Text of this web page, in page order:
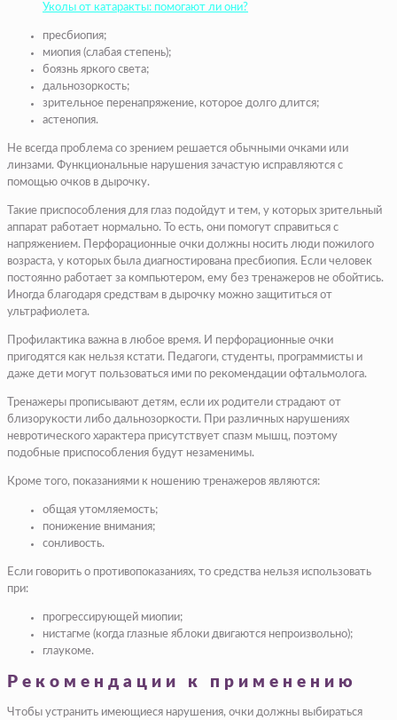
Уколы от катаракты: помогают ли они?
пресбиопия;
миопия (слабая степень);
боязнь яркого света;
дальнозоркость;
зрительное перенапряжение, которое долго длится;
астенопия.
Не всегда проблема со зрением решается обычными очками или
линзами. Функциональные нарушения зачастую исправляются с
помощью очков в дырочку.
Такие приспособления для глаз подойдут и тем, у которых зрительный
аппарат работает нормально. То есть, они помогут справиться с
напряжением. Перфорационные очки должны носить люди пожилого
возраста, у которых была диагностирована пресбиопия. Если человек
постоянно работает за компьютером, ему без тренажеров не обойтись.
Иногда благодаря средствам в дырочку можно защититься от
ультрафиолета.
Профилактика важна в любое время. И перфорационные очки
пригодятся как нельзя кстати. Педагоги, студенты, программисты и
даже дети могут пользоваться ими по рекомендации офтальмолога.
Тренажеры прописывают детям, если их родители страдают от
близорукости либо дальнозоркости. При различных нарушениях
невротического характера присутствует спазм мышц, поэтому
подобные приспособления будут незаменимы.
Кроме того, показаниями к ношению тренажеров являются:
общая утомляемость;
понижение внимания;
сонливость.
Если говорить о противопоказаниях, то средства нельзя использовать
при:
прогрессирующей миопии;
нистагме (когда глазные яблоки двигаются непроизвольно);
глаукоме.
Рекомендации к применению
Чтобы устранить имеющиеся нарушения, очки должны выбираться